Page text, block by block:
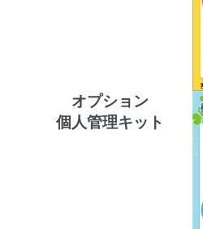
オプション
個人管理キット